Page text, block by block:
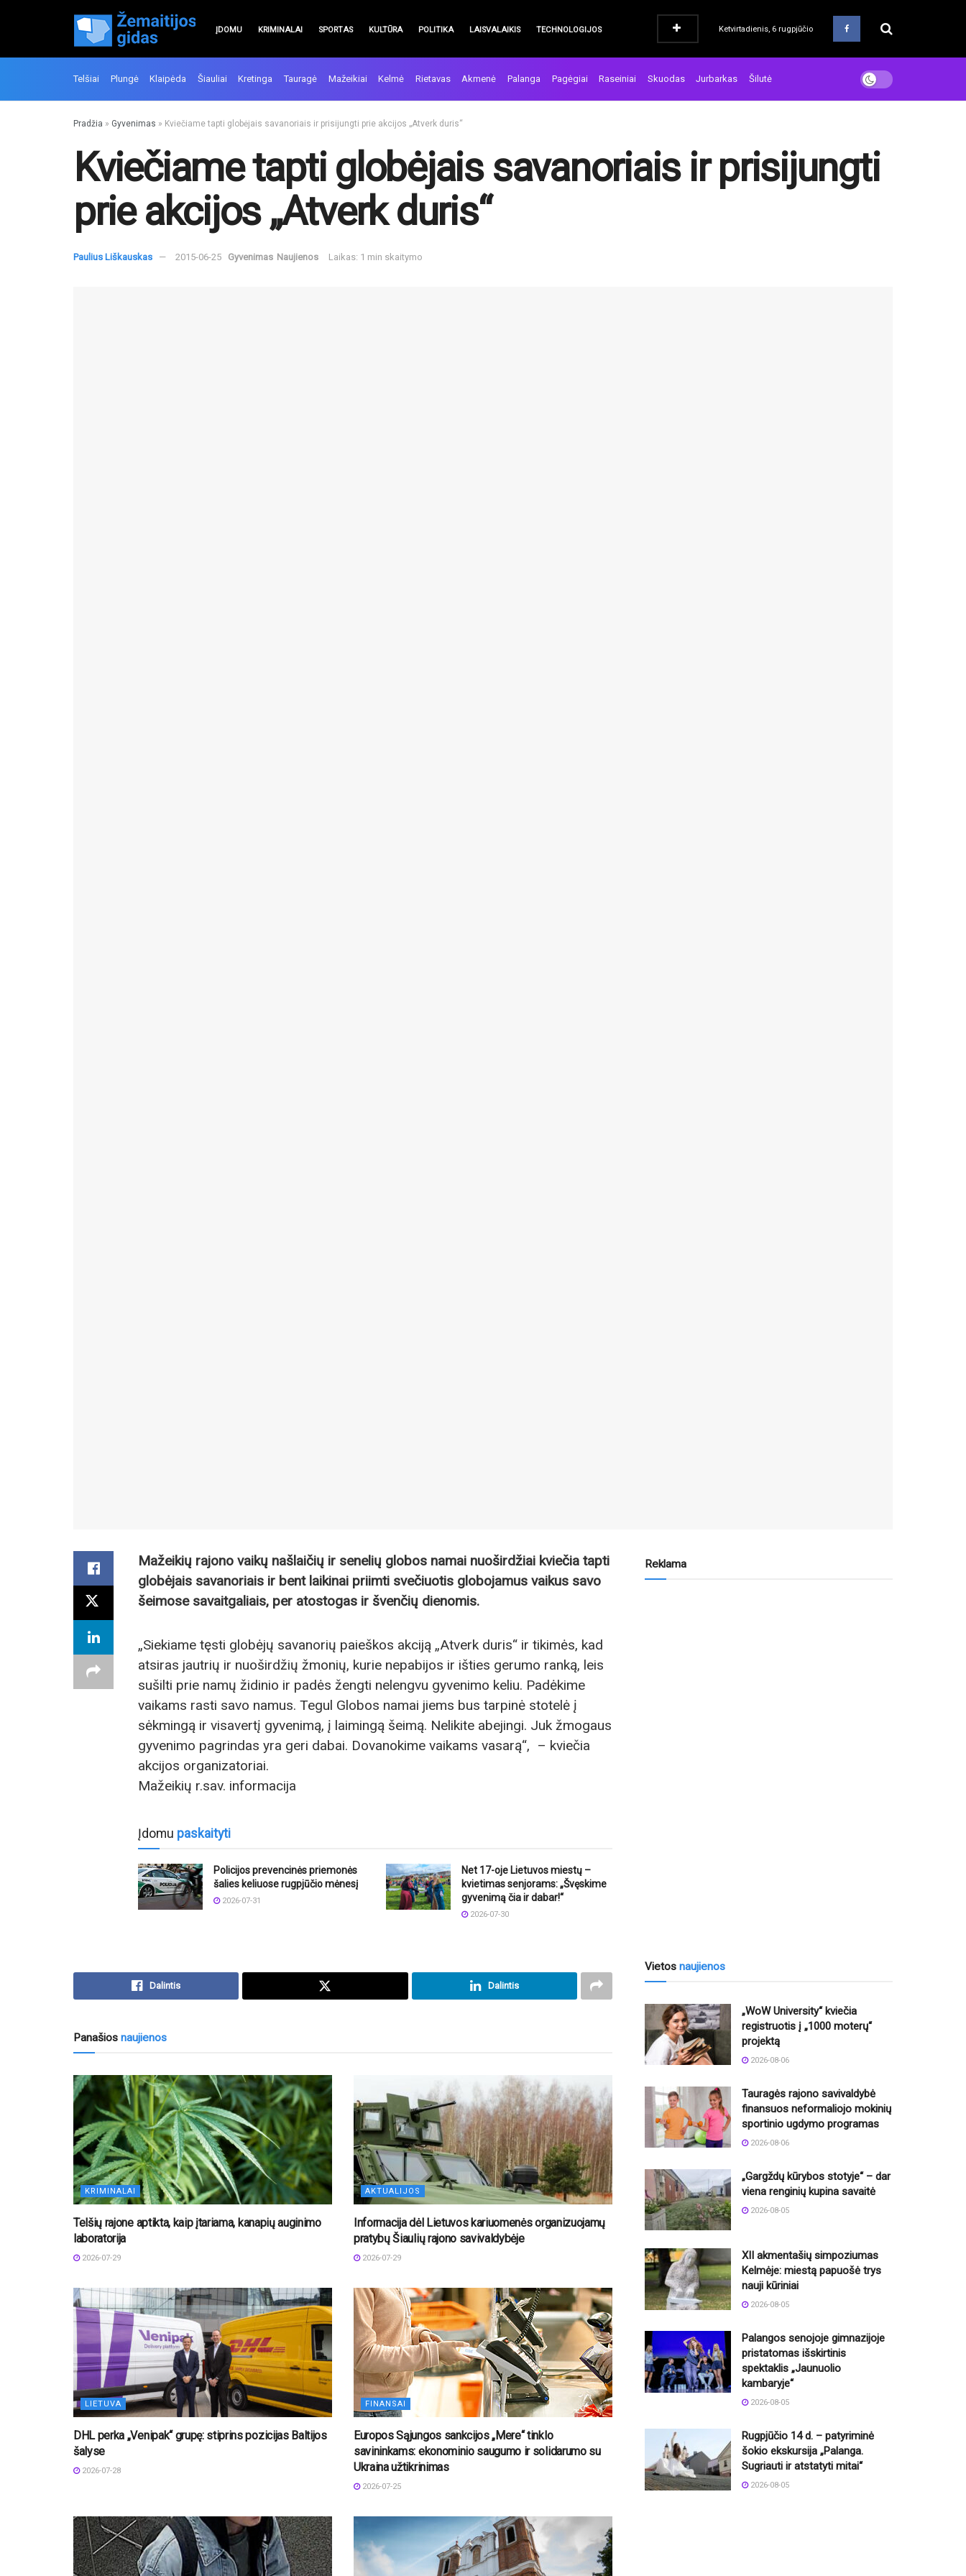
ĮDOMU KRIMINALAI SPORTAS KULTŪRA POLITIKA LAISVALAIKIS TECHNOLOGIJOS Ketvirtadienis, 6 rugpjūčio
Telšiai Plungė Klaipėda Šiauliai Kretinga Tauragė Mažeikiai Kelmė Rietavas Akmenė Palanga Pagėgiai Raseiniai Skuodas Jurbarkas Šilutė
Pradžia » Gyvenimas » Kviečiame tapti globėjais savanoriais ir prisijungti prie akcijos „Atverk duris“
Kviečiame tapti globėjais savanoriais ir prisijungti
prie akcijos „Atverk duris“
Paulius Liškauskas 2015-06-25 Gyvenimas Naujienos Laikas: 1 min skaitymo
Mažeikių rajono vaikų našlaičių ir senelių globos namai nuoširdžiai kviečia tapti
globėjais savanoriais ir bent laikinai priimti svečiuotis globojamus vaikus savo
šeimose savaitgaliais, per atostogas ir švenčių dienomis.
„Siekiame tęsti globėjų savanorių paieškos akciją „Atverk duris“ ir tikimės, kad
atsiras jautrių ir nuoširdžių žmonių, kurie nepabijos ir išties gerumo ranką, leis
sušilti prie namų židinio ir padės žengti nelengvu gyvenimo keliu. Padėkime
vaikams rasti savo namus. Tegul Globos namai jiems bus tarpinė stotelė į
sėkmingą ir visavertį gyvenimą, į laimingą šeimą. Nelikite abejingi. Juk žmogaus
gyvenimo pagrindas yra geri dabai. Dovanokime vaikams vasarą“, – kviečia
akcijos organizatoriai.
Mažeikių r.sav. informacija
Įdomu paskaityti
Policijos prevencinės priemonės
šalies keliuose rugpjūčio mėnesį
2026-07-31
Net 17-oje Lietuvos miestų –
kvietimas senjorams: „Švęskime
gyvenimą čia ir dabar!“
2026-07-30
Dalintis Dalintis
Panašios naujienos
KRIMINALAI
Telšių rajone aptikta, kaip įtariama, kanapių auginimo
laboratorija
2026-07-29
AKTUALIJOS
Informacija dėl Lietuvos kariuomenės organizuojamų
pratybų Šiaulių rajono savivaldybėje
2026-07-29
LIETUVA
DHL perka „Venipak“ grupę: stiprins pozicijas Baltijos
šalyse
2026-07-28
FINANSAI
Europos Sąjungos sankcijos „Mere“ tinklo
savininkams: ekonominio saugumo ir solidarumo su
Ukraina užtikrinimas
2026-07-25
Reklama
Vietos naujienos
„WoW University“ kviečia
registruotis į „1000 moterų“
projektą
2026-08-06
Tauragės rajono savivaldybė
finansuos neformaliojo mokinių
sportinio ugdymo programas
2026-08-06
„Gargždų kūrybos stotyje“ – dar
viena renginių kupina savaitė
2026-08-05
XII akmentašių simpoziumas
Kelmėje: miestą papuošė trys
nauji kūriniai
2026-08-05
Palangos senojoje gimnazijoje
pristatomas išskirtinis
spektaklis „Jaunuolio
kambaryje“
2026-08-05
Rugpjūčio 14 d. – patyriminė
šokio ekskursija „Palanga.
Sugriauti ir atstatyti mitai“
2026-08-05